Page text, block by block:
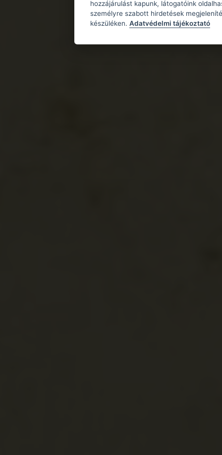
hozzájárulást kapunk, látogatóink
személyre szabott hirdetések
készüléken. Adatvédelmi tájékoztató